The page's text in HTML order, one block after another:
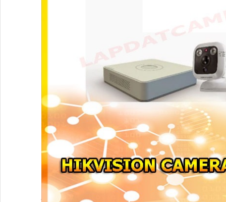
Switch HIKVISION
Switch Dahua
Thiết Bị Mạng Ruijie
Thiết Bị Mạng KBvision
Đầu Ghi Hình
Đầu Ghi Camera